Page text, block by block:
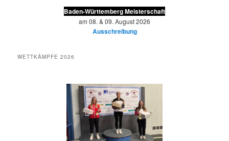
Baden-Württemberg Meisterschaft
am 08. & 09. August 2026
Ausschreibung
WETTKÄMPFE 2026